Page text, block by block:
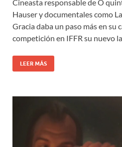
Cineasta responsable de O
Hauser y documentales como
Gracia daba un paso más en su
competición en IFFR su nuevo
LEER MÁS